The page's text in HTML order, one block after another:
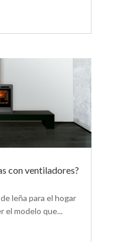
con ventiladores?
leña para el hogar
el modelo que...